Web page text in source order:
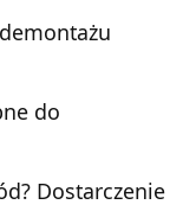
do
Dostarczenie